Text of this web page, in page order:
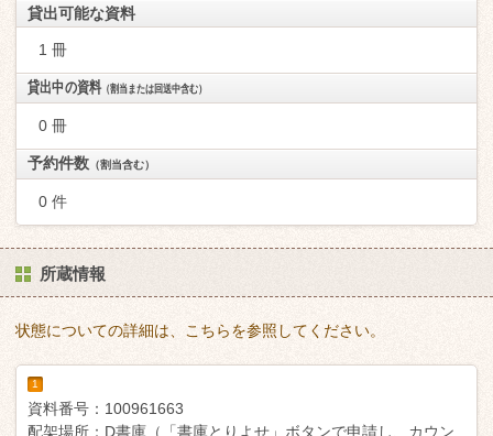
貸出可能な資料
1 冊
貸出中の資料（割当または回送中含む）
0 冊
予約件数 （割当含む）
0 件
所蔵情報
状態についての詳細は、こちらを参照してください。
1
資料番号： 100961663
配架場所： D書庫（「書庫とりよせ」ボタンで申請し、カウン